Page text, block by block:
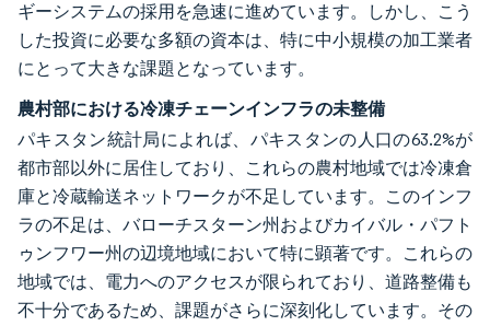
ギーシステムの採用を急速に進めています。しかし、こう
した投資に必要な多額の資本は、特に中小規模の加工業者
にとって大きな課題となっています。
農村部における冷凍チェーンインフラの未整備
パキスタン統計局によれば、パキスタンの人口の63.2%が
都市部以外に居住しており、これらの農村地域では冷凍倉
庫と冷蔵輸送ネットワークが不足しています。このインフ
ラの不足は、バローチスターン州およびカイバル・パフト
ゥンフワー州の辺境地域において特に顕著です。これらの
地域では、電力へのアクセスが限られており、道路整備も
不十分であるため、課題がさらに深刻化しています。その